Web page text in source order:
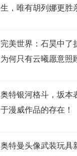
生，唯有胡列娜更胜
完美世界：​石昊中了
为何只有云曦愿意照
奥特银河格斗，坂本
于漫威作品的存在！
奥特曼头像武装玩具